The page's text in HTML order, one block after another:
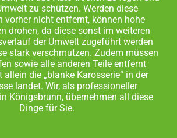
zu schützen. Werden diese
vorher nicht entfernt, können hohe
drohen, da diese sonst im weiteren
der Umwelt zugeführt werden
stark verschmutzen. Zudem müssen
sowie alle anderen Teile entfernt
allein die „blanke Karosserie“ in der
landet. Wir, als professioneller
Königsbrunn, übernehmen all diese
Dinge für Sie.